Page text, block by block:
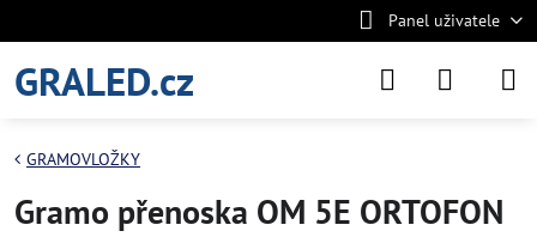
Panel uživatele
GRALED.cz
GRAMOVLOŽKY
Gramo přenoska OM 5E ORTOFON